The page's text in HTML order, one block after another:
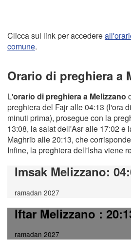
Clicca sul link per accedere
comune.
Orario di preghiera a
L'orario di preghiera a Melizzano
preghiera del Fajr alle 04:13 (l'ora di
minuti prima), prosegue con la
13:08, la salat dell'Asr alle 17:02 e
Maghrib alle 20:13, che
Infine, la preghiera dell'Isha viene
Imsak Melizzano:
ramadan 2027
Iftar Melizzano:
ramadan 2027